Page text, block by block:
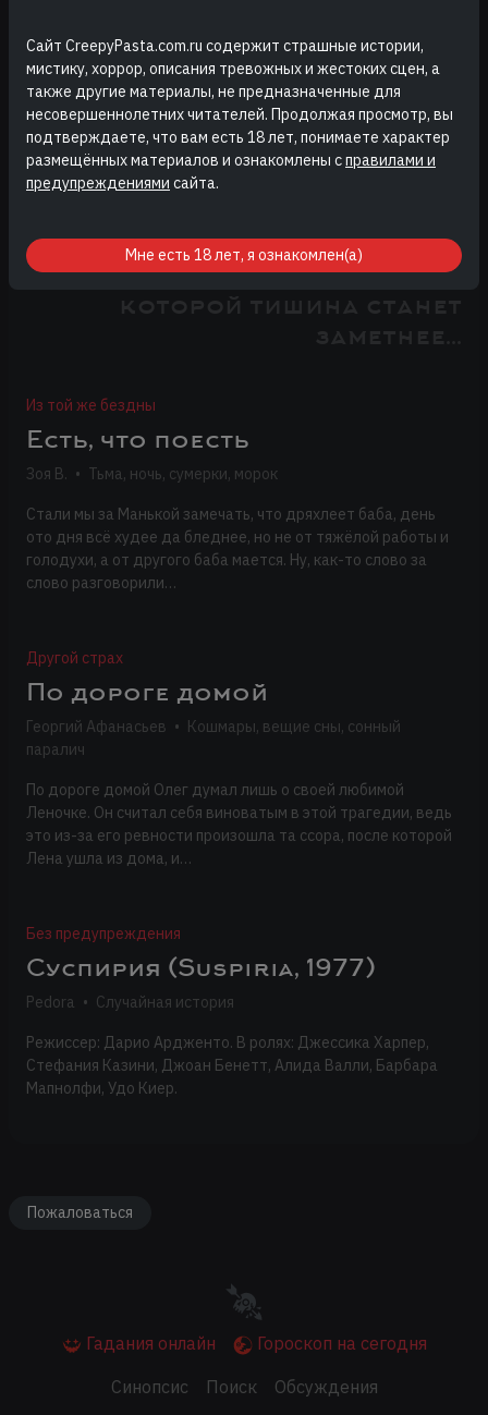
Авторизуйтесь или зарегистрируйтесь, чтобы
оставлять комментарии
Выберите историю, после
Из той же бездны
Есть, что поесть
Зоя В. • Тьма, ночь, сумерки, морок
Стали мы за Манькой замечать, что дряхлеет баба, день
ото дня всё худее да бледнее, но не от тяжёлой работы и
голодухи, а от другого баба мается. Ну, как-то слово за
слово разговорили…
Другой страх
По дороге домой
Георгий Афанасьев • Кошмары, вещие сны, сонный
паралич
По дороге домой Олег думал лишь о своей любимой
Леночке. Он считал себя виноватым в этой трагедии, ведь
это из-за его ревности произошла та ссора, после которой
Лена ушла из дома, и…
Без предупреждения
Суспирия (Suspiria, 1977)
Pedora • Случайная история
Режиссер: Дарио Ардженто. В ролях: Джессика Харпер,
Стефания Казини, Джоан Бенетт, Алида Валли, Барбара
Мапнолфи, Удо Киер.
Пожаловаться
Гадания онлайн
Гороскоп на сегодня
Синопсис
Поиск Обсуждения
Сайт CreepyPasta.com.ru содержит страшные истории,
мистику, хоррор, описания тревожных и жестоких сцен, а
также другие материалы, не предназначенные для
несовершеннолетних читателей. Продолжая просмотр, вы
подтверждаете, что вам есть 18 лет, понимаете характер
размещённых материалов и ознакомлены справилами и
предупреждениями сайта.
Мне есть 18 лет, я ознакомлен(а)